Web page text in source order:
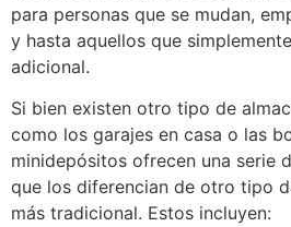
para personas que se mudan,
y hasta aquellos que
adicional.
Si bien existen otro tipo de
como los garajes en casa o las
minidepósitos ofrecen una serie
que los diferencian de otro tipo
más tradicional. Estos incluyen: